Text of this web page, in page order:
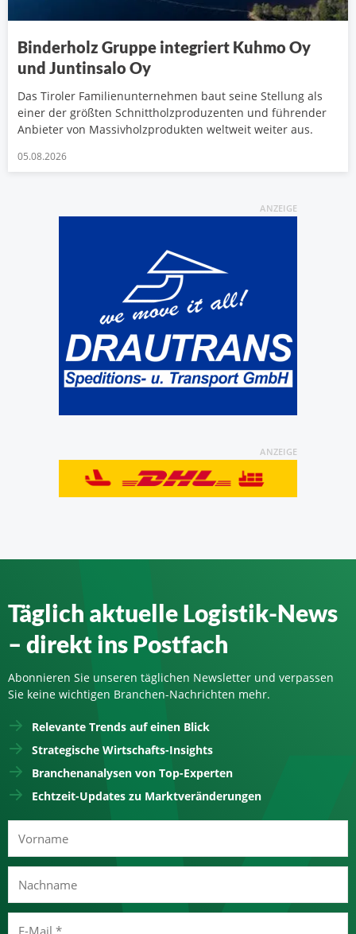
Binderholz Gruppe integriert Kuhmo Oy
und Juntinsalo Oy
Das Tiroler Familienunternehmen baut seine Stellung als
einer der größten Schnittholzproduzenten und führender
Anbieter von Massivholzprodukten weltweit weiter aus.
05.08.2026
ANZEIGE
ANZEIGE
Täglich aktuelle Logistik-News
– direkt ins Postfach
Abonnieren Sie unseren täglichen Newsletter und verpassen
Sie keine wichtigen Branchen-Nachrichten mehr.
Relevante Trends auf einen Blick
Strategische Wirtschafts-Insights
Branchenanalysen von Top-Experten
Echtzeit-Updates zu Marktveränderungen